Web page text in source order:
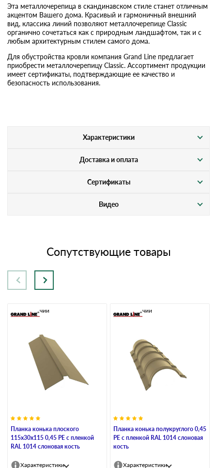
Эта металлочерепица в скандинавском стиле станет отличным
акцентом Вашего дома. Красивый и гармоничный внешний
вид, классика линий позволяют металлочерепице Classic
органично сочетаться как с природным ландшафтом, так и с
любым архитектурным стилем самого дома.
Для обустройства кровли компания Grand Line предлагает
приобрести металлочерепицу Classic. Ассортимент продукции
имеет сертификаты, подтверждающие ее качество и
безопасность использования.
Характеристики
Доставка и оплата
Сертификаты
Видео
Сопутствующие товары
Планка конька плоского
115х30х115 0,45 PE с пленкой
RAL 1014 слоновая кость
В наличии
Характеристики
Планка конька полукруглого 0,45
PE с пленкой RAL 1014 слоновая
кость
В наличии
Характеристики